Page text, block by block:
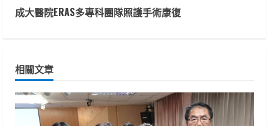
n
i
n
u
成大醫院ERAS多專科團隊照護手術康復
相關文章